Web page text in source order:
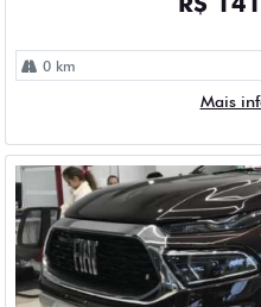
0 km
Mais